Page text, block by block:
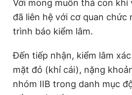
Với mong muốn thả con khỉ
đã liên hệ với cơ quan chức
trình báo kiểm lâm.
Đến tiếp nhận, kiểm lâm
mặt đỏ (khỉ cái), nặng
nhóm IIB trong danh mục